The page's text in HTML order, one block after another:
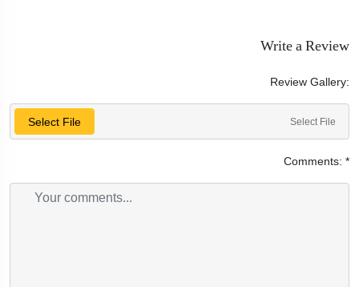
Write a Review
Review Gallery:
Select File Select File
Comments: *